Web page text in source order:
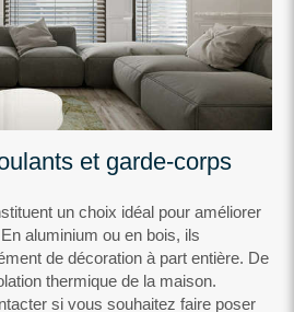
et garde-corps
un choix idéal pour améliorer
aluminium ou en bois, ils
de décoration à part entière. De
thermique de la maison.
si vous souhaitez faire poser